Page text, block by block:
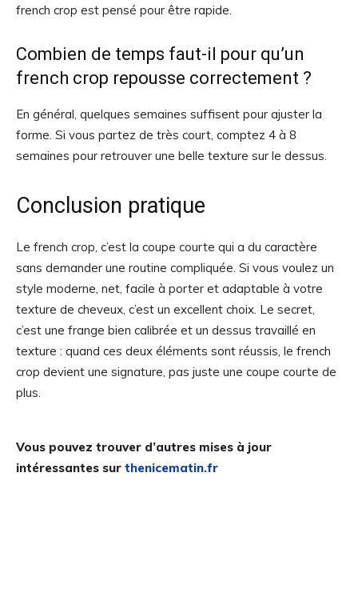
french crop est pensé pour être rapide.
Combien de temps faut-il pour qu’un
french crop repousse correctement ?
En général, quelques semaines suffisent pour ajuster la
forme. Si vous partez de très court, comptez 4 à 8
semaines pour retrouver une belle texture sur le dessus.
Conclusion pratique
Le french crop, c’est la coupe courte qui a du caractère
sans demander une routine compliquée. Si vous voulez un
style moderne, net, facile à porter et adaptable à votre
texture de cheveux, c’est un excellent choix. Le secret,
c’est une frange bien calibrée et un dessus travaillé en
texture : quand ces deux éléments sont réussis, le french
crop devient une signature, pas juste une coupe courte de
plus.
Vous pouvez trouver d’autres mises à jour
intéressantes sur thenicematin.fr